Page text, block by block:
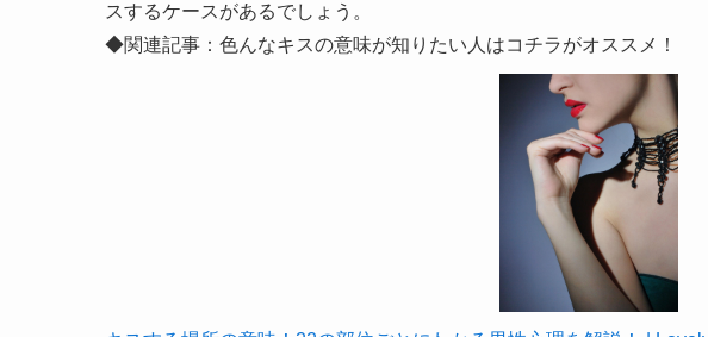
スするケースがあるでしょう。
◆関連記事：色んなキスの意味が知りたい人はコチラがオススメ！